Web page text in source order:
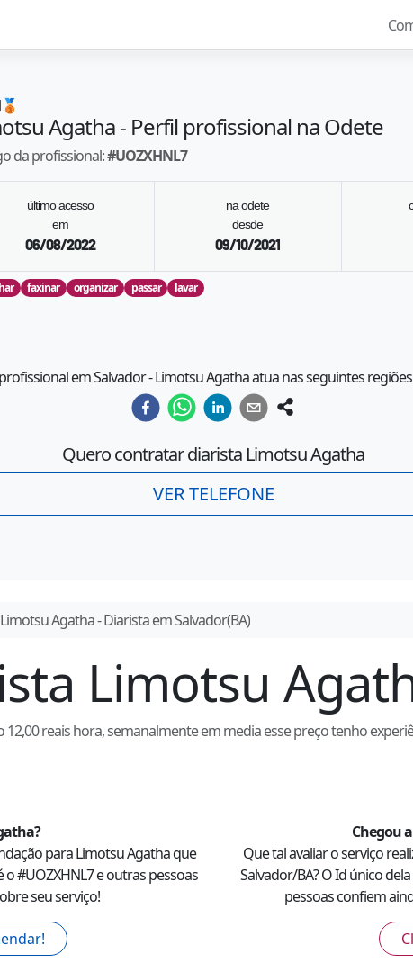
🥉
Agatha- Perfil profissional na Odete
da profissional:#UOZXHNL7
último acesso
em
06/08/2022
na odete
desde
09/10/2021
faxinar organizar passar lavar
em Salvador - Limotsu Agatha atua nas seguintes
Quero contratar diarista Limotsu Agatha
VER TELEFONE
Limotsu Agatha- Diarista emSalvador(BA)
Limotsu
reais hora, semanalmente em media esse preço tenho
?
paraLimotsu Agathaque
o #UOZXHNL7e outras pessoas
seu serviço!
Chegou
Que tal avaliar o serviço
Salvador/BA? O Id único
pessoas confiem